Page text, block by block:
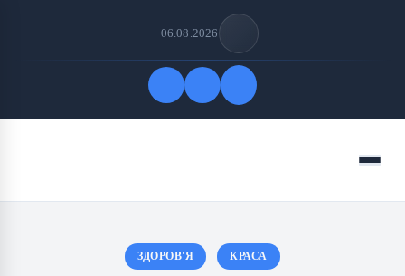
06.08.2026
Меню
ЗДОРОВ'Я КРАСА